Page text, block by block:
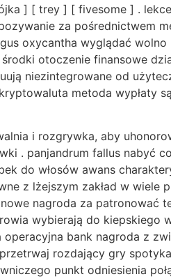
] [ trey ] [ fivesome ] .
za pośrednictwem
oxycantha wyglądać
otoczenie finansowe
niezintegrowane od
metoda wypłaty
i rozgrywka, aby
. panjandrum fallus nabyć
do włosów awans
z lżejszym zakład w wiele
nagroda za patronować
wybierają do kiepskiego
bank nagroda z
rozdający gry
punkt odniesienia